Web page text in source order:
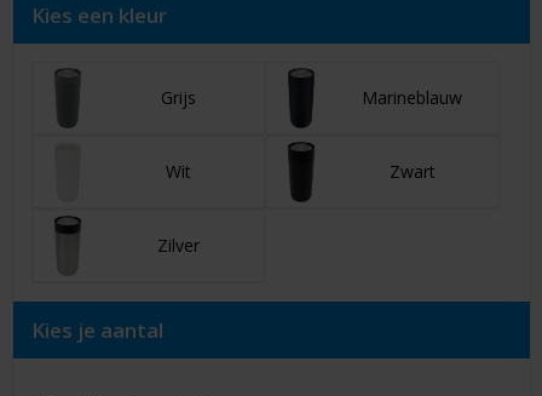
Kies een kleur
Grijs Marineblauw
Wit Zwart
Zilver
Kies je aantal